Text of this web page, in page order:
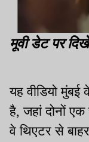
मूवी डेट पर
यह वीडियो
है, जहां दोनों
वे थिएटर से